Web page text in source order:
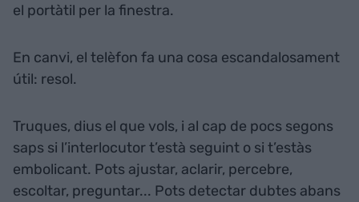
el portàtil per la finestra.
En canvi, el telèfon fa una cosa escandalosament
útil: resol.
Truques, dius el que vols, i al cap de pocs segons
saps si l’interlocutor t’està seguint o si t’estàs
embolicant. Pots ajustar, aclarir, percebre,
escoltar, preguntar... Pots detectar dubtes abans